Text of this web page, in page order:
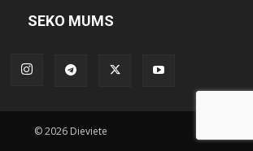
SEKO MUMS
© 2026 Dieviete